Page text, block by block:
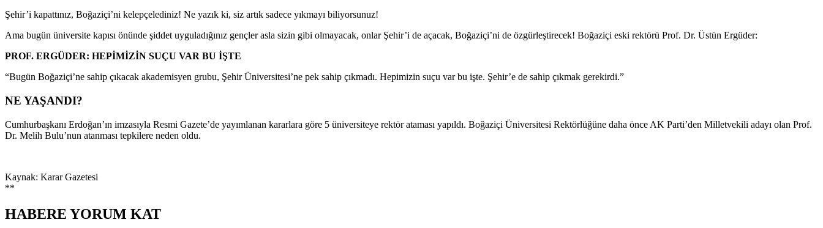
Şehir’i kapattınız, Boğaziçi’ni kelepçelediniz! Ne yazık ki, siz artık sadece yıkmayı biliyorsunuz!
Ama bugün üniversite kapısı önünde şiddet uyguladığınız gençler asla sizin gibi olmayacak, onlar Şehir’i de açacak, Boğaziçi’ni de özgürleştirecek! Boğaziçi eski rektörü Prof. Dr. Üstün Ergüder:
PROF. ERGÜDER: HEPİMİZİN SUÇU VAR BU İŞTE
“Bugün Boğaziçi’ne sahip çıkacak akademisyen grubu, Şehir Üniversitesi’ne pek sahip çıkmadı. Hepimizin suçu var bu işte. Şehir’e de sahip çıkmak gerekirdi.”
NE YAŞANDI?
Cumhurbaşkanı Erdoğan’ın imzasıyla Resmi Gazete’de yayımlanan kararlara göre 5 üniversiteye rektör ataması yapıldı. Boğaziçi Üniversitesi Rektörlüğüne daha önce AK Parti’den Milletvekili adayı olan Prof.
Dr. Melih Bulu’nun atanması tepkilere neden oldu.
Kaynak: Karar Gazetesi
**
HABERE YORUM KAT